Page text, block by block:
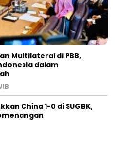
Multilateral di PBB,
dalam
China 1-0 di SUGBK,